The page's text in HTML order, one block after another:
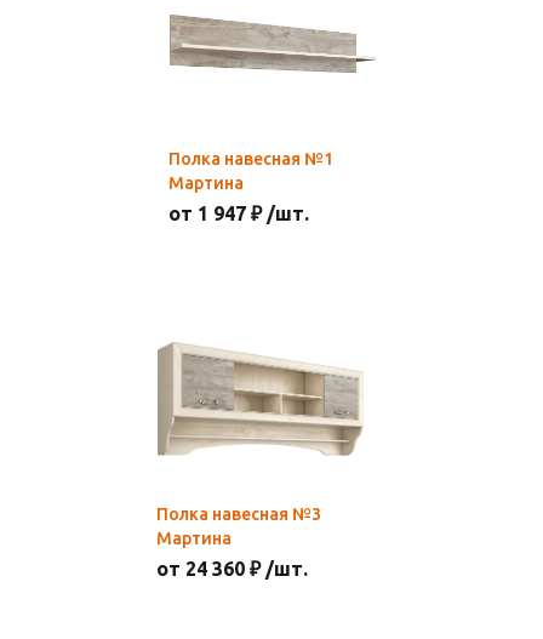
Полка навесная №1
Мартина
от 1 947 ₽ /шт.
Полка навесная №3
Мартина
от 24 360 ₽ /шт.